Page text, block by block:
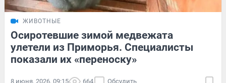
ЖИВОТНЫЕ
Осиротевшие зимой медвежата
улетели из Приморья. Специалисты
показали их «переноску»
8 июня, 2026, 09:15 664 Обсудить